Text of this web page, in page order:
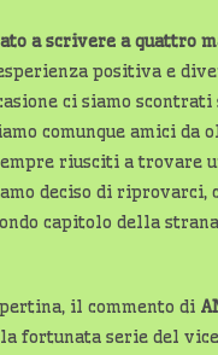
a scrivere a quattro
positiva e
ci siamo
comunque amici da
riusciti a trovare
deciso di riprovarci,
capitolo della
il commento di
fortunata serie del